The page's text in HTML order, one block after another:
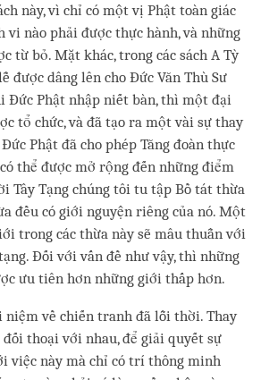
này, vì chỉ có một vị Phật toàn giác
vi nào phải được thực hành, và những
từ bỏ. Mặt khác, trong các sách A Tỳ
dâng lên cho Đức Văn Thù Sư
Đức Phật nhập niết bàn, thì một đại
tổ chức, và đã tạo ra một vài sự thay
Phật đã cho phép Tăng đoàn thực
thể được mở rộng đến những điểm
Tây Tạng chúng tôi tu tập Bồ tát thừa
đều có giới nguyện riêng của nó. Một
trong các thừa này sẽ mâu thuẫn với
Đối với vấn đề như vậy, thì những
ưu tiên hơn những giới thấp hơn.
niệm về chiến tranh đã lỗi thời. Thay
thoại với nhau, để giải quyết sự
việc này mà chỉ có trí thông minh